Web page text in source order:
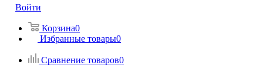
Войти
Корзина0
Избранные товары0
Сравнение товаров0